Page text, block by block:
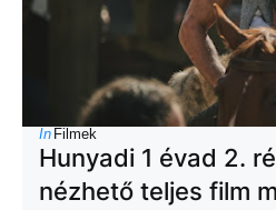
In Filmek
Hunyadi 1 évad 2.
nézhető teljes film